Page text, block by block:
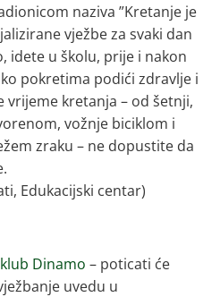
naziva ”Kretanje je
vježbe za svaki dan
idete u školu, prije i nakon
pokretima podići zdravlje i
vrijeme kretanja – od šetnji,
vožnje biciklom i
zraku – ne dopustite da
Edukacijski centar)
Dinamo – poticati će
uvedu u